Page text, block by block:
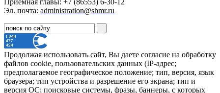
Приёмная главы: +7 (86553) 6-30-12
Эл. почта: administration@shmr.ru
Продолжая использовать сайт, Вы даете согласие на обработку
файлов cookie, пользовательских данных (IP-адрес;
предполагаемое географическое положение; тип, версия, язык
браузера; тип устройства и разрешение его экрана; тип и
версия ОС; поисковые системы, фразы, баннеры, с которых